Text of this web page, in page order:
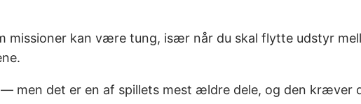
missioner kan være tung, især når du skal flytte udstyr
men det er en af spillets mest ældre dele, og den kræver